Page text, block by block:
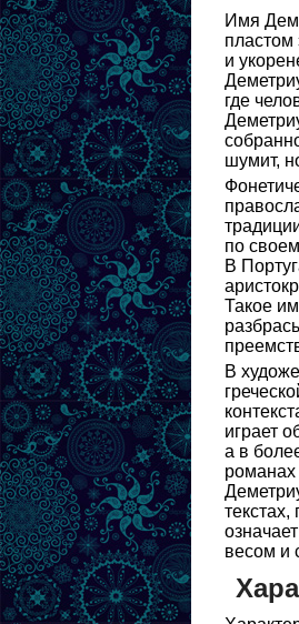
Имя
пластом
и
где
шумит,
по
В
Такое
В
играет
а в
романах
весом и